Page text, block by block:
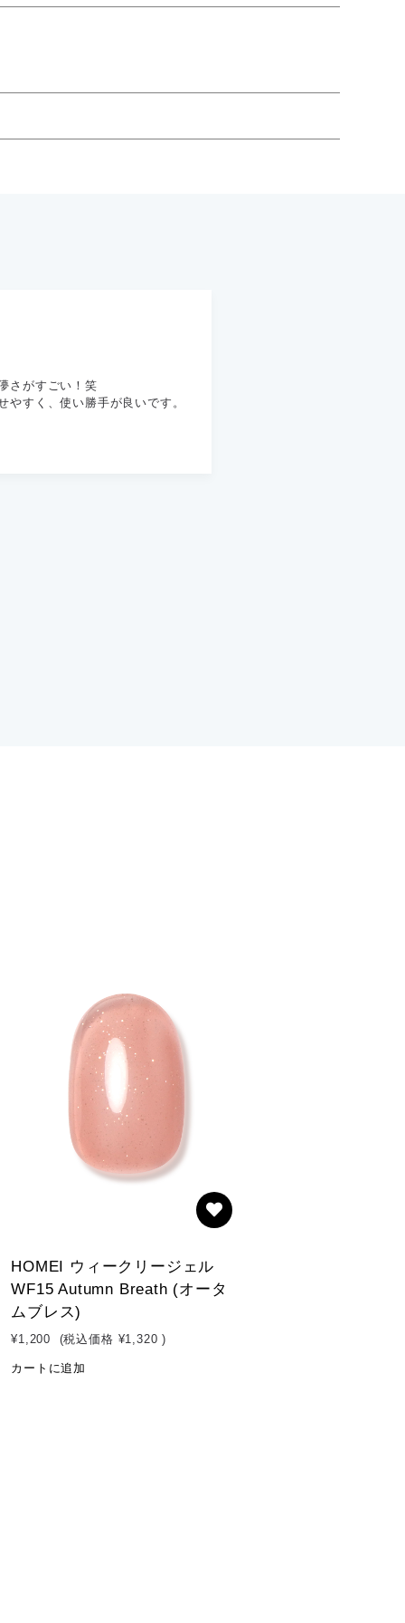
さがすごい！笑
やすく、使い勝手が良いです。
HOMEI ウィークリージェル
WF15 Autumn Breath (オータ
ムブレス)
¥1,200 (税込価格 ¥1,320 )
カートに追加